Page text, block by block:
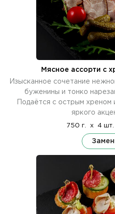
Мясное ассорти с
Изысканное сочетание
буженины и тонко
Подаётся с острым хреном
яркого
750 г. x 4 шт.